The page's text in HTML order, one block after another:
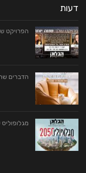
דעות
הפרויקט
הדברים
מגלופוליס 2050